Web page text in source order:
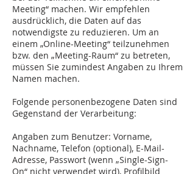
Meeting“ machen. Wir empfehlen
ausdrücklich, die Daten auf das
notwendigste zu reduzieren. Um an
einem „Online-Meeting“ teilzunehmen
bzw. den „Meeting-Raum“ zu betreten,
müssen Sie zumindest Angaben zu Ihrem
Namen machen.
Folgende personenbezogene Daten sind
Gegenstand der Verarbeitung:
Angaben zum Benutzer: Vorname,
Nachname, Telefon (optional), E-Mail-
Adresse, Passwort (wenn „Single-Sign-
On“ nicht verwendet wird), Profilbild